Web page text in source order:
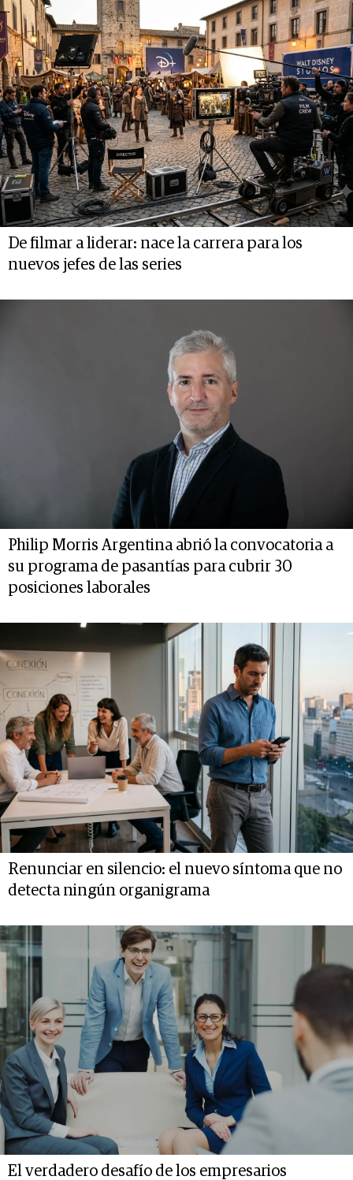
De filmar a liderar: nace la carrera para los
nuevos jefes de las series
Philip Morris Argentina abrió la convocatoria a
su programa de pasantías para cubrir 30
posiciones laborales
Renunciar en silencio: el nuevo síntoma que no
detecta ningún organigrama
El verdadero desafío de los empresarios